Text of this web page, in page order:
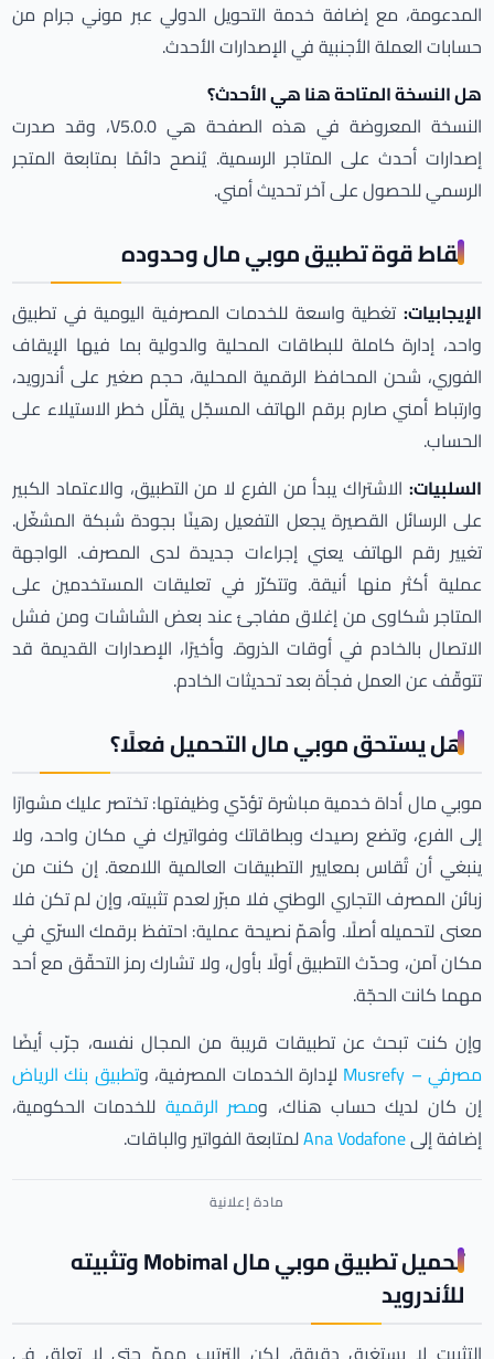
المدعومة، مع إضافة خدمة التحويل الدولي عبر موني جرام من
حسابات العملة الأجنبية في الإصدارات الأحدث.
هل النسخة المتاحة هنا هي الأحدث؟
النسخة المعروضة في هذه الصفحة هي V5.0.0، وقد صدرت
إصدارات أحدث على المتاجر الرسمية. يُنصح دائمًا بمتابعة المتجر
الرسمي للحصول على آخر تحديث أمني.
نقاط قوة تطبيق موبي مال وحدوده
الإيجابيات: تغطية واسعة للخدمات المصرفية اليومية في تطبيق
واحد، إدارة كاملة للبطاقات المحلية والدولية بما فيها الإيقاف
الفوري، شحن المحافظ الرقمية المحلية، حجم صغير على أندرويد،
وارتباط أمني صارم برقم الهاتف المسجّل يقلّل خطر الاستيلاء على
الحساب.
السلبيات: الاشتراك يبدأ من الفرع لا من التطبيق، والاعتماد الكبير
على الرسائل القصيرة يجعل التفعيل رهينًا بجودة شبكة المشغّل.
تغيير رقم الهاتف يعني إجراءات جديدة لدى المصرف. الواجهة
عملية أكثر منها أنيقة. وتتكرّر في تعليقات المستخدمين على
المتاجر شكاوى من إغلاق مفاجئ عند بعض الشاشات ومن فشل
الاتصال بالخادم في أوقات الذروة. وأخيرًا، الإصدارات القديمة قد
تتوقّف عن العمل فجأة بعد تحديثات الخادم.
هل يستحق موبي مال التحميل فعلًا؟
موبي مال أداة خدمية مباشرة تؤدّي وظيفتها: تختصر عليك مشوارًا
إلى الفرع، وتضع رصيدك وبطاقاتك وفواتيرك في مكان واحد، ولا
ينبغي أن تُقاس بمعايير التطبيقات العالمية اللامعة. إن كنت من
زبائن المصرف التجاري الوطني فلا مبرّر لعدم تثبيته، وإن لم تكن فلا
معنى لتحميله أصلًا. وأهمّ نصيحة عملية: احتفظ برقمك السرّي في
مكان آمن، وحدّث التطبيق أولًا بأول، ولا تشارك رمز التحقّق مع أحد
مهما كانت الحجّة.
وإن كنت تبحث عن تطبيقات قريبة من المجال نفسه، جرّب أيضًا
مصرفي – Musrefy
لإدارة الخدمات المصرفية، وتطبيق بنك الرياض
إن كان لديك حساب هناك، ومصر الرقمية للخدمات الحكومية،
إضافة إلىAna Vodafoneلمتابعة الفواتير والباقات.
تحميل تطبيق موبي مال Mobimal وتثبيته
للأندرويد